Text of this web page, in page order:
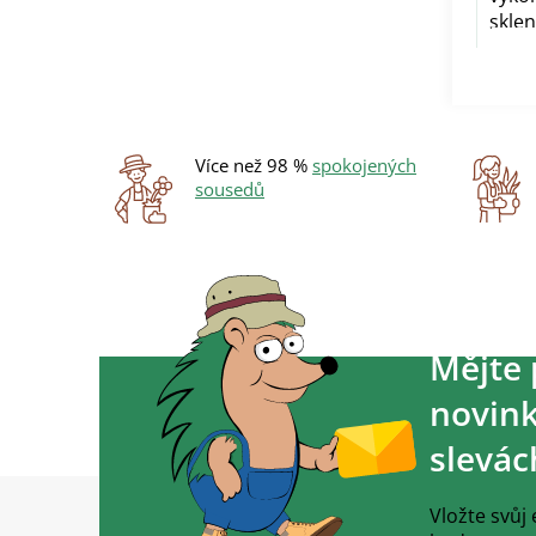
Více než 98 % spokojených
sousedů
Mějte
Vložte svůj